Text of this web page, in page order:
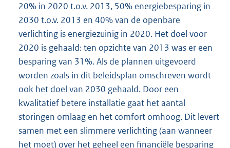
20% in 2020 t.o.v. 2013, 50% energiebesparing in
2030 t.o.v. 2013 en 40% van de openbare
verlichting is energiezuinig in 2020. Het doel voor
2020 is gehaald: ten opzichte van 2013 was er een
besparing van 31%. Als de plannen uitgevoerd
worden zoals in dit beleidsplan omschreven wordt
ook het doel van 2030 gehaald. Door een
kwalitatief betere installatie gaat het aantal
storingen omlaag en het comfort omhoog. Dit levert
samen met een slimmere verlichting (aan wanneer
het moet) over het geheel een financiële besparing